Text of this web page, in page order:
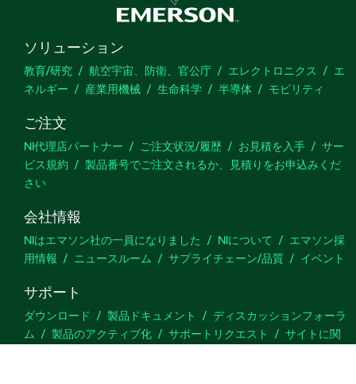
ソリューション
教育/研究 航空宇宙、防衛、官公庁 エレクトロニクス
エ
ネルギー
産業用機械 生命科学 半導体 モビリティ
ご注文
NI代理店パートナー ご注文状況/履歴 お見積を入手
サー
ビス規約
製品番号でご注文されるか、見積りをお申込みくだ
さい
会社情報
NIはエマソン社の一員になりました NIについて
エマソン採
用情報
ニュースルーム サプライチェーン/品質 イベント
サポート
ダウンロード 製品ドキュメント
ディスカッションフォーラ
ム
製品のアクティブ化 サポートリクエスト
サイトに関